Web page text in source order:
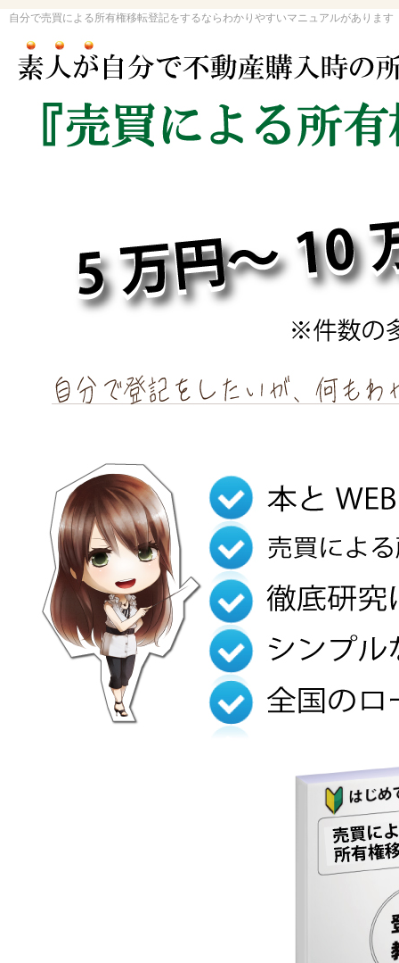
自分で売買による所有権移転登記をするならわかりやすいマニュアルがあります